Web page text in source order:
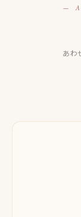
—
あわ
【LINE占い】
【LINE占い】
も徹底検証！
【LINE占い】